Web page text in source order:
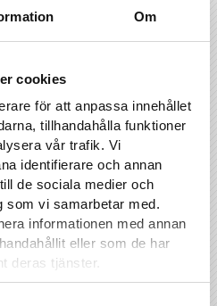
Om
cookies
för att anpassa innehållet
tillhandahålla funktioner
vår trafik. Vi
identifierare och annan
de sociala medier och
som vi samarbetar med.
informationen med annan
eller som de har
deras tjänster.
Carl Björk (81).
(73), Kristoffer
(90+1) Jacob Ouro
Ture Sandberg. David